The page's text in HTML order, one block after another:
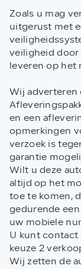
Zoals u mag
uitgerust met
veiligheid
leveren op het
Wij adverteren
en een
opmerkingen
verzoek is
garantie
Wilt u deze
altijd op het
toe te komen,
gedurende
uw mobiele
U kunt contact
keuze 2
Wij zetten de